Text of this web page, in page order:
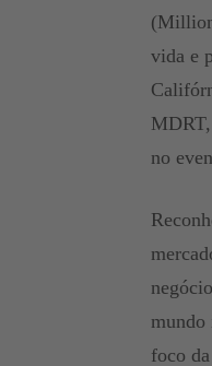
vida e
no
mundo
foco